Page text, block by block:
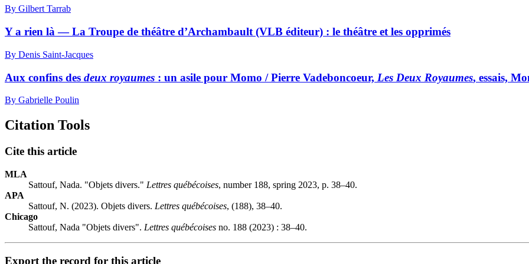
By Gilbert Tarrab
Y a rien là — La Troupe de théâtre d’Archambault (VLB éditeur) : le théâtre et les opprimés
By Denis Saint-Jacques
Aux confins des deux royaumes : un asile pour Momo / Pierre Vadeboncoeur, Les Deux Royaumes, essais,
By Gabrielle Poulin
Citation Tools
Cite this article
MLA
Sattouf, Nada. "Objets divers." Lettres québécoises, number 188, spring 2023, p. 38–40.
APA
Sattouf, N. (2023). Objets divers. Lettres québécoises, (188), 38–40.
Chicago
Sattouf, Nada "Objets divers". Lettres québécoises no. 188 (2023) : 38–40.
Export the record for this article